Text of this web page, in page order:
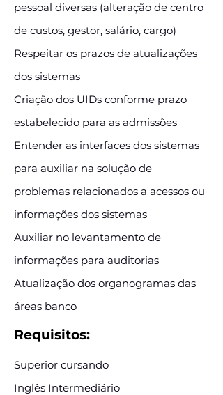
pessoal diversas (alteração de centro
de custos, gestor, salário, cargo)
Respeitar os prazos de atualizações
dos sistemas
Criação dos UIDs conforme prazo
estabelecido para as admissões
Entender as interfaces dos sistemas
para auxiliar na solução de
problemas relacionados a acessos ou
informações dos sistemas
Auxiliar no levantamento de
informações para auditorias
Atualização dos organogramas das
áreas banco
Requisitos:
Superior cursando
Inglês Intermediário